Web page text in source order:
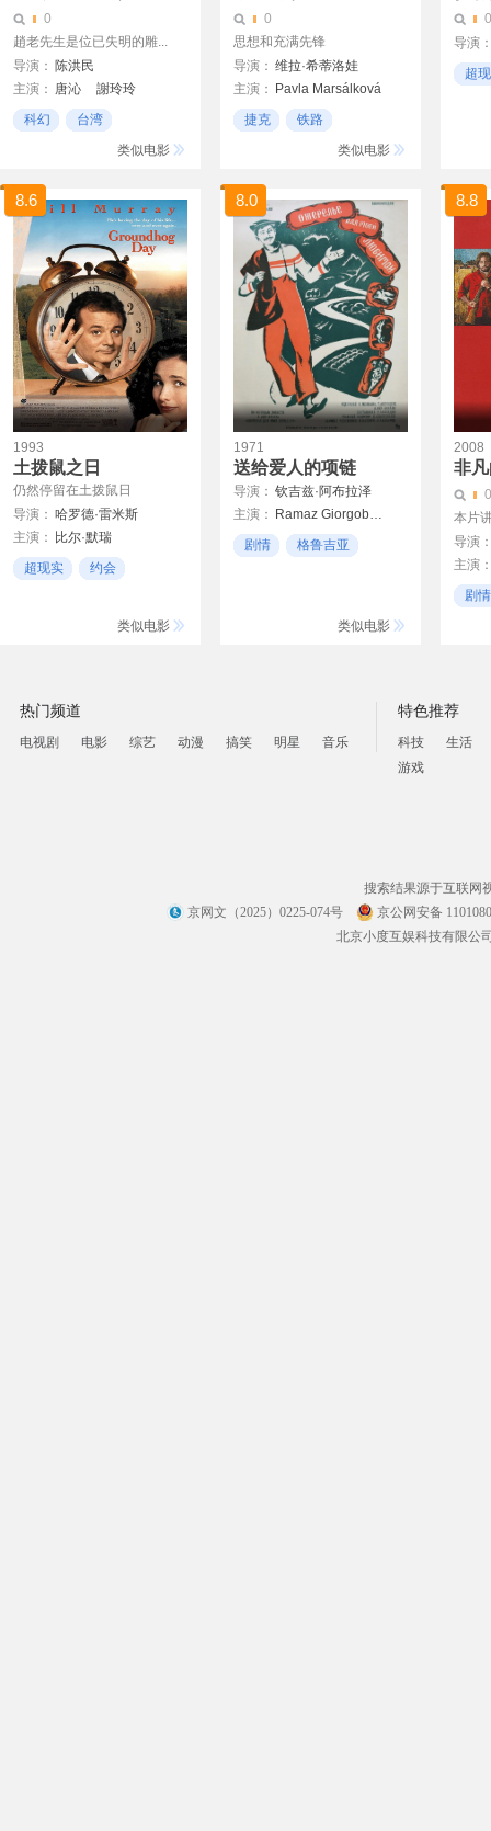
0
趙老先生是位已失明的雕...
导演： 陈洪民
主演： 唐沁
謝玲玲
谷名倫
陈又新
科幻
台湾
类似电影
0
思想和充满先锋
导演： 维拉·希蒂洛娃
亚罗米尔·伊雷什
伊利·曼佐
扬·内梅克
主演：
Pavla Marsálková
Ferdinand Kruta
捷克
铁路
类似电影
0
导演
超
8.6
1993
土拨鼠之日
仍然停留在土拨鼠日
导演： 哈罗德·雷米斯
主演：
比尔·默瑞
安迪·麦克道威尔
超现实
约会
类似电影
8.0
1971
送给爱人的项链
导演： 钦吉兹·阿布拉泽
主演：
Ramaz Giorgobiani
Nani Bregvadze
剧情
格鲁吉亚
类似电影
8.8
2008
非
0
本片
导演
主演
剧情
热门频道
电视剧 电影 综艺 动漫 搞笑 明星 音乐
特色推荐
科技
生活
游戏
搜索结果源于互联网
京网文（2025）0225-074号
京公网安备
北京小度互娱科技有限公